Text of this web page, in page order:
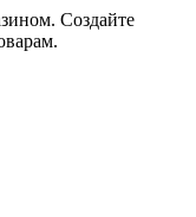
Создайте